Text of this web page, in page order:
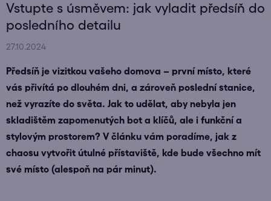
Vstupte s úsměvem: jak vyladit předsíň do
posledního detailu
27.10.2024
Předsíň je vizitkou vašeho domova – první místo, které
vás přivítá po dlouhém dni, a zároveň poslední stanice,
než vyrazíte do světa. Jak to udělat, aby nebyla jen
skladištěm zapomenutých bot a klíčů, ale i funkční a
stylovým prostorem? V článku vám poradíme, jak z
chaosu vytvořit útulné přístaviště, kde bude všechno mít
své místo (alespoň na pár minut).